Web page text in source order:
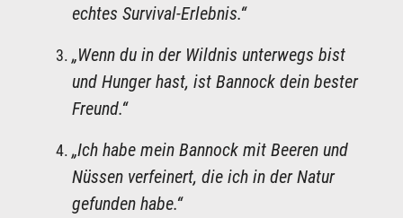
echtes Survival-Erlebnis.“
„Wenn du in der Wildnis unterwegs bist
und Hunger hast, ist Bannock dein bester
Freund.“
„Ich habe mein Bannock mit Beeren und
Nüssen verfeinert, die ich in der Natur
gefunden habe.“